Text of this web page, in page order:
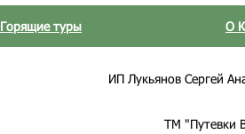
Горящие туры О
ИП Лукьянов Сергей
ТМ "Путевки